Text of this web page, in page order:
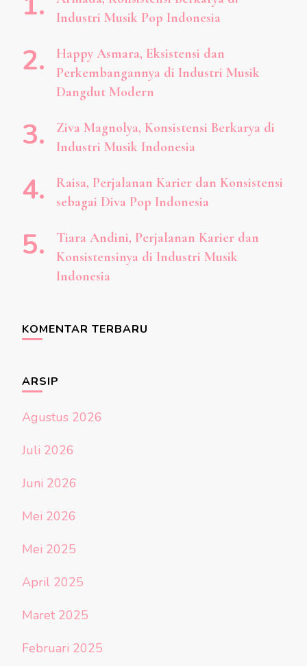
Industri Musik Pop Indonesia
Happy Asmara, Eksistensi dan
Perkembangannya di Industri Musik
Dangdut Modern
Ziva Magnolya, Konsistensi Berkarya di
Industri Musik Indonesia
Raisa, Perjalanan Karier dan Konsistensi
sebagai Diva Pop Indonesia
Tiara Andini, Perjalanan Karier dan
Konsistensinya di Industri Musik
Indonesia
KOMENTAR TERBARU
ARSIP
Agustus 2026
Juli 2026
Juni 2026
Mei 2026
Mei 2025
April 2025
Maret 2025
Februari 2025